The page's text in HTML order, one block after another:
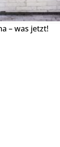
– was jetzt!